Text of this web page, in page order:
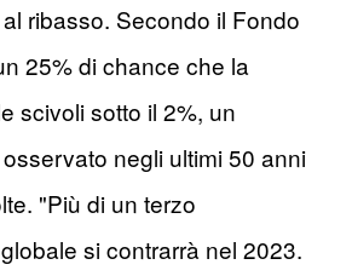
ribasso. Secondo il Fondo
25% di chance che la
scivoli sotto il 2%, un
negli ultimi 50 anni
"Più di un terzo
si contrarrà nel 2023.